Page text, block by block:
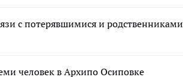
с потерявшимися и родственниками
человек в Архипо Осиповке